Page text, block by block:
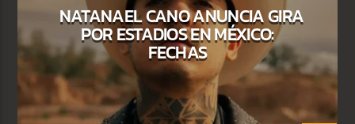
NATANAEL CANO ANUNCIA GIRA
POR ESTADIOS EN MÉXICO:
FECHAS